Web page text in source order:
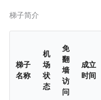
梯子简介
梯子
名称
机
场
状
态
免
翻
墙
访
问
成立
时间